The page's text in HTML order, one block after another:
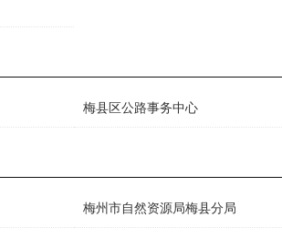
梅县区公路事务中心
梅州市自然资源局梅县分局